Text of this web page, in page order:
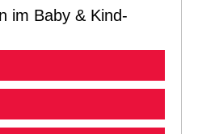
im Baby & Kind-